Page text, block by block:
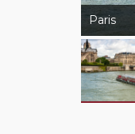
Paris